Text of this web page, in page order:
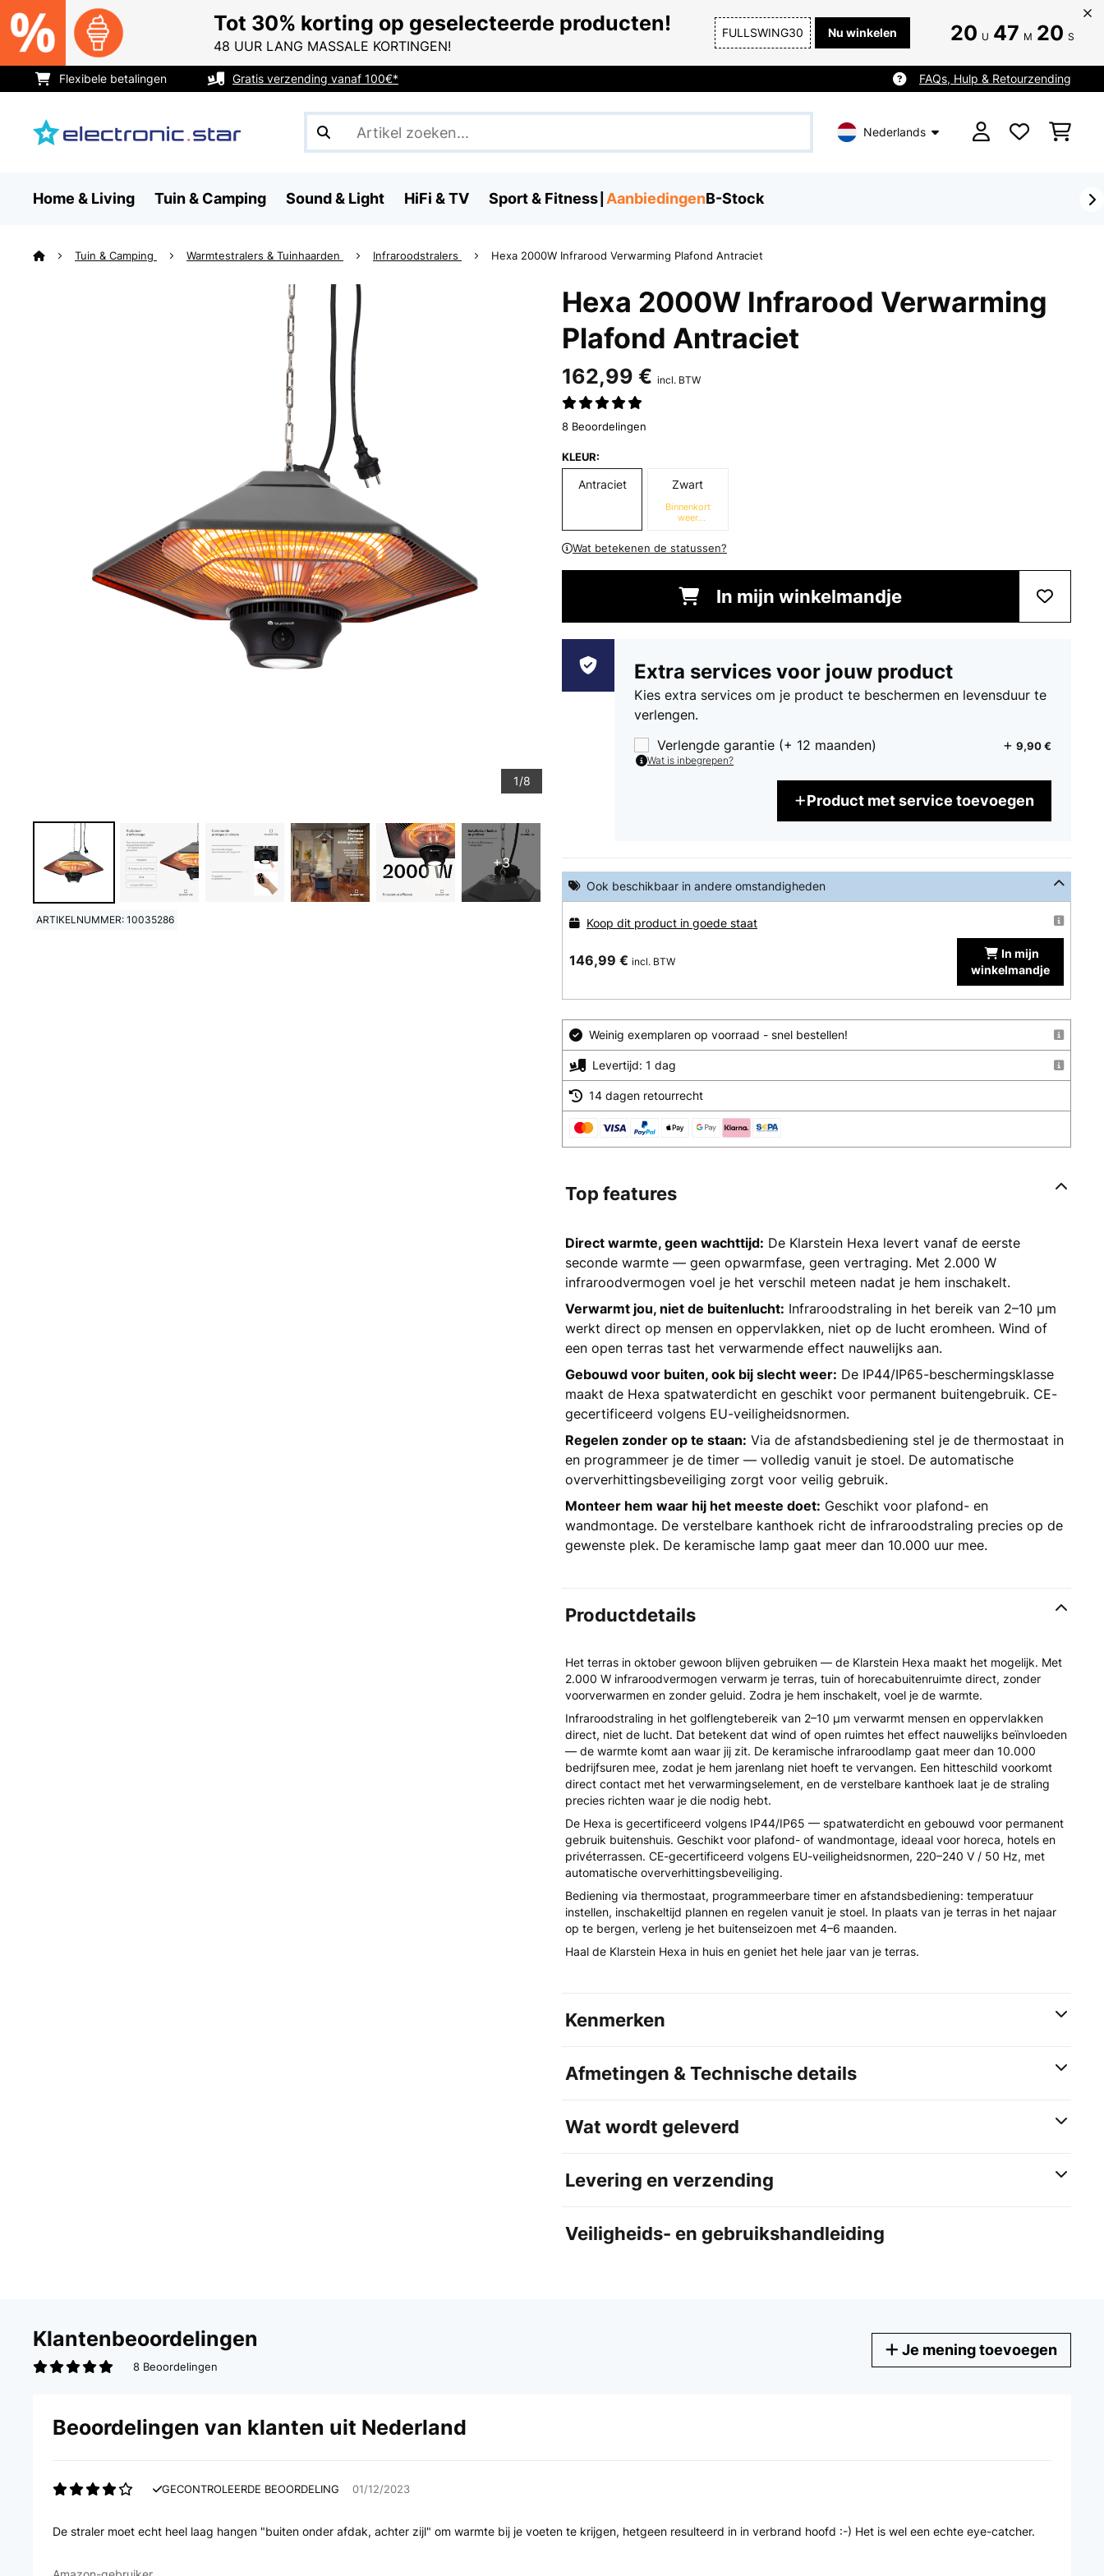
Tot 30% korting op geselecteerde producten!
48 UUR LANG MASSALE KORTINGEN!
FULLSWING30 Nu winkelen 20 U 47 M 18 S
Flexibele betalingen Gratis verzending vanaf 100€* FAQs, Hulp & Retourzending
Nederlands
Home & Living Tuin & Camping Sound & Light HiFi & TV Sport & Fitness AanbiedingenB-Stock
Tuin & Camping Warmtestralers & Tuinhaarden Infraroodstralers Hexa 2000W Infrarood Verwarming Plafond Antraciet
1/8
+3
ARTIKELNUMMER: 10035286
Hexa 2000W Infrarood Verwarming
Plafond Antraciet
162,99 € incl. BTW
8 Beoordelingen
KLEUR:
Antraciet Zwart
Binnenkort
weer
Wat betekenen de statussen?
In mijn winkelmandje
Extra services voor jouw product
Kies extra services om je product te beschermen en levensduur te
verlengen.
Verlengde garantie (+ 12 maanden)
9,90 €
Wat is inbegrepen?
Product met service toevoegen
Ook beschikbaar in andere omstandigheden
Koop dit product in goede staat
146,99 € incl. BTW
In mijn
winkelmandje
Weinig exemplaren op voorraad - snel bestellen!
Levertijd: 1 dag
14 dagen retourrecht
Top features
Direct warmte, geen wachttijd: De Klarstein Hexa levert vanaf de eerste
seconde warmte — geen opwarmfase, geen vertraging. Met 2.000 W
infraroodvermogen voel je het verschil meteen nadat je hem inschakelt.
Verwarmt jou, niet de buitenlucht: Infraroodstraling in het bereik van 2–10 μm
werkt direct op mensen en oppervlakken, niet op de lucht eromheen. Wind of
een open terras tast het verwarmende effect nauwelijks aan.
Gebouwd voor buiten, ook bij slecht weer: De IP44/IP65-beschermingsklasse
maakt de Hexa spatwaterdicht en geschikt voor permanent buitengebruik. CE-
gecertificeerd volgens EU-veiligheidsnormen.
Regelen zonder op te staan: Via de afstandsbediening stel je de thermostaat in
en programmeer je de timer — volledig vanuit je stoel. De automatische
oververhittingsbeveiliging zorgt voor veilig gebruik.
Monteer hem waar hij het meeste doet: Geschikt voor plafond- en
wandmontage. De verstelbare kanthoek richt de infraroodstraling precies op de
gewenste plek. De keramische lamp gaat meer dan 10.000 uur mee.
Productdetails
Het terras in oktober gewoon blijven gebruiken — de Klarstein Hexa maakt het mogelijk. Met
2.000 W infraroodvermogen verwarm je terras, tuin of horecabuiten­ruimte direct, zonder
voorverwarmen en zonder geluid. Zodra je hem inschakelt, voel je de warmte.
Infraroodstraling in het golflengtebereik van 2–10 μm verwarmt mensen en oppervlakken
direct, niet de lucht. Dat betekent dat wind of open ruimtes het effect nauwelijks beïnvloeden
— de warmte komt aan waar jij zit. De keramische infraroodlamp gaat meer dan 10.000
bedrijfsuren mee, zodat je hem jarenlang niet hoeft te vervangen. Een hitteschild voorkomt
direct contact met het verwarmingselement, en de verstelbare kanthoek laat je de straling
precies richten waar je die nodig hebt.
De Hexa is gecertificeerd volgens IP44/IP65 — spatwaterdicht en gebouwd voor permanent
gebruik buitenshuis. Geschikt voor plafond- of wandmontage, ideaal voor horeca, hotels en
privéterrassen. CE-gecertificeerd volgens EU-veiligheidsnormen, 220–240 V / 50 Hz, met
automatische oververhittingsbeveiliging.
Bediening via thermostaat, programmeerbare timer en afstandsbediening: temperatuur
instellen, inschakeltijd plannen en regelen vanuit je stoel. In plaats van je terras in het najaar
op te bergen, verleng je het buitenseizoen met 4–6 maanden.
Haal de Klarstein Hexa in huis en geniet het hele jaar van je terras.
Kenmerken
Afmetingen & Technische details
Wat wordt geleverd
Levering en verzending
Veiligheids- en gebruikshandleiding
Klantenbeoordelingen
8 Beoordelingen
Je mening toevoegen
Beoordelingen van klanten uit Nederland
GECONTROLEERDE BEOORDELING 01/12/2023
De straler moet echt heel laag hangen "buiten onder afdak, achter zijl" om warmte bij je voeten te krijgen, hetgeen resulteerd in in verbrand hoofd :-) Het is wel een echte eye-catcher.